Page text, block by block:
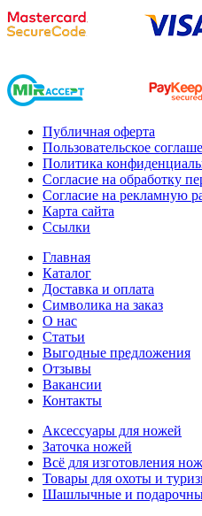
Публичная оферта
Пользовательское
Политика
Согласие на обработку
Согласие на рекламную
Карта сайта
Ссылки
Главная
Каталог
Доставка и оплата
Символика на заказ
О нас
Статьи
Выгодные предложения
Отзывы
Вакансии
Контакты
Аксессуары для ножей
Заточка ножей
Всё для изготовления
Товары для охоты и
Шашлычные и